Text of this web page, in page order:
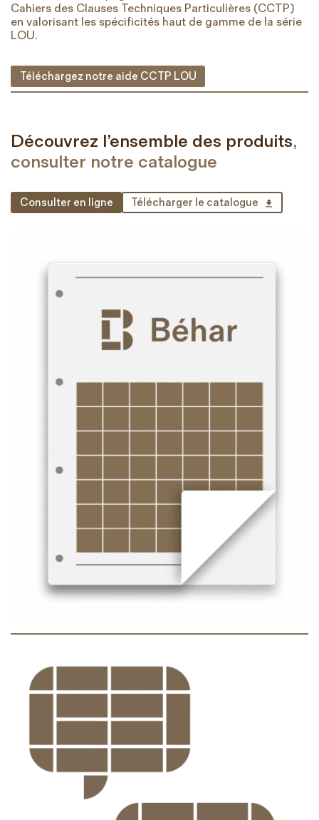
Cahiers des Clauses Techniques Particulières (CCTP)
en valorisant les spécificités haut de gamme de la série
LOU.
Téléchargez notre aide CCTP LOU
Découvrez l’ensemble des produits,
consulter notre catalogue
Consulter en ligne Télécharger le catalogue